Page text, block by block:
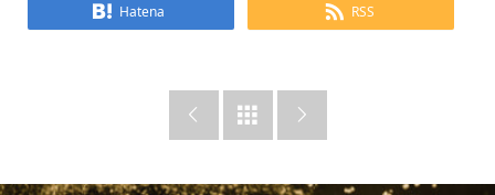
Hatena RSS
  